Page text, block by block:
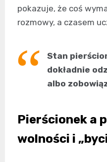
pokazuje, że coś
rozmowy, a czasem
Stan
dokładnie
albo
Pierścionek a
wolności i